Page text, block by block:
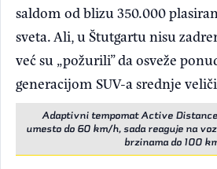
saldom od blizu 350.000
sveta. Ali, u Štutgartu nisu
već su „požurili” da osveže
generacijom SUV-a srednje
Adaptivni tempomat Active
umesto do 60 km/h, sada reaguje na
brzinama do 100